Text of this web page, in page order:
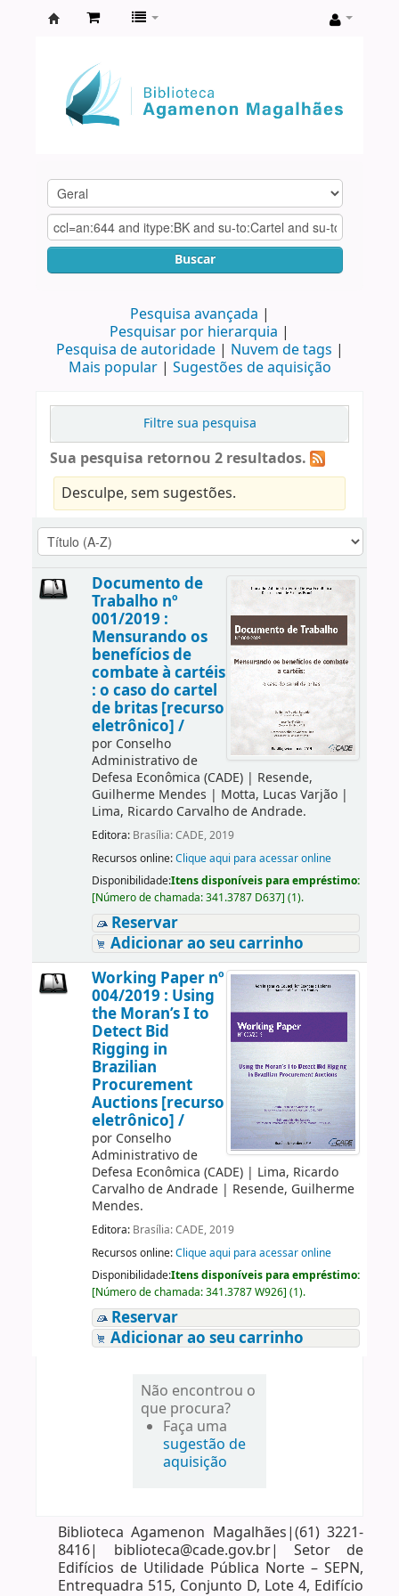
Agamenon
Magalhães
Buscar
Pesquisa avançada
Pesquisar por hierarquia
Pesquisa de autoridade
Nuvem de tags
Mais popular
Sugestões de aquisição
Filtre sua pesquisa
Sua pesquisa retornou 2 resultados.
Desculpe, sem sugestões.
Documento de
Trabalho nº
001/2019 :
Mensurando os
benefícios de
combate à cartéis
: o caso do cartel
de britas [recurso
eletrônico] /
por Conselho
Administrativo de
Defesa Econômica (CADE)| Resende,
Guilherme Mendes | Motta, Lucas Varjão|
Lima, Ricardo Carvalho de Andrade.
Editora: Brasília: CADE, 2019
Recursos online:Clique aqui para acessar online
Disponibilidade:Itens disponíveis para empréstimo:
[Número de chamada:341.3787 D637] (1).
Reservar
Adicionar ao seu carrinho
Working Paper nº
004/2019 : Using
the Moran’s I to
Detect Bid
Rigging in
Brazilian
Procurement
Auctions [recurso
eletrônico] /
por Conselho
Administrativo de
Defesa Econômica (CADE)| Lima, Ricardo
Carvalho de Andrade| Resende, Guilherme
Mendes.
Editora: Brasília: CADE, 2019
Recursos online:Clique aqui para acessar online
Disponibilidade:Itens disponíveis para empréstimo:
[Número de chamada:341.3787 W926] (1).
Reservar
Adicionar ao seu carrinho
Não encontrou o
que procura?
Faça uma
sugestão de
aquisição
Biblioteca Agamenon Magalhães|(61) 3221-
8416| biblioteca@cade.gov.br| Setor de
Edifícios de Utilidade Pública Norte – SEPN,
Entrequadra 515, Conjunto D, Lote 4, Edifício